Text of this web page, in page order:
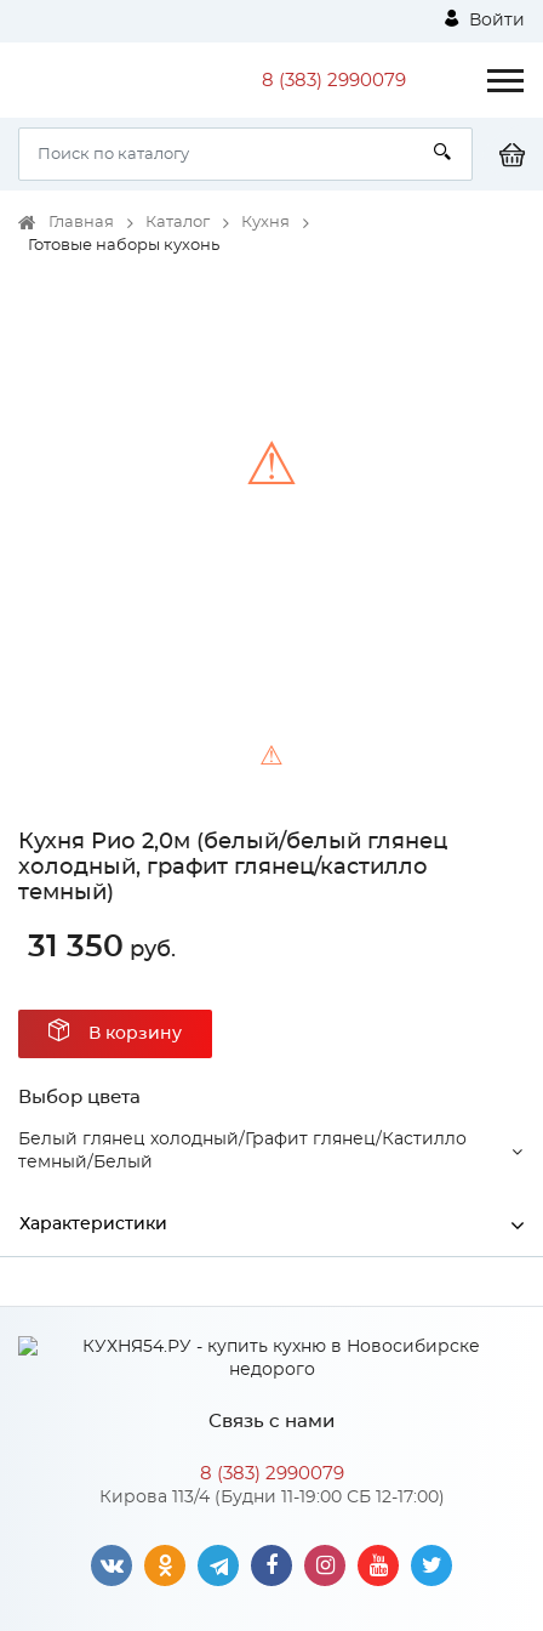
Войти
8 (383) 2990079
Главная Каталог
Кухня
Готовые наборы кухонь
⚠
⚠
Кухня Рио 2,0м (белый/белый глянец
холодный, графит глянец/кастилло
темный)
31 350 руб.
В корзину
Выбор цвета
Белый глянец холодный/Графит глянец/Кастилло
темный/Белый
Характеристики
Производитель МиФ
Графит глянец/Кастилло
Особенности
Связь с нами
8 (383) 2990079
Кирова 113/4 (Будни 11-19:00 СБ 12-17:00)